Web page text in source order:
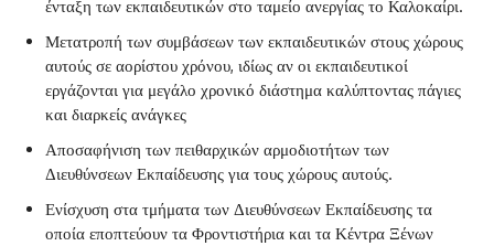
ένταξη των εκπαιδευτικών στο ταμείο ανεργίας το Καλοκαίρι.
Μετατροπή των συμβάσεων των εκπαιδευτικών στους χώρους
αυτούς σε αορίστου χρόνου, ιδίως αν οι εκπαιδευτικοί
εργάζονται για μεγάλο χρονικό διάστημα καλύπτοντας πάγιες
και διαρκείς ανάγκες
Αποσαφήνιση των πειθαρχικών αρμοδιοτήτων των
Διευθύνσεων Εκπαίδευσης για τους χώρους αυτούς.
Ενίσχυση στα τμήματα των Διευθύνσεων Εκπαίδευσης τα
οποία εποπτεύουν τα Φροντιστήρια και τα Κέντρα Ξένων